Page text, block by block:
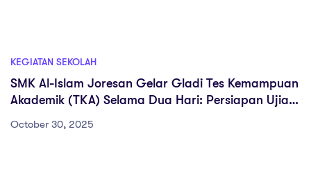
KEGIATAN SEKOLAH
SMK Al-Islam Joresan Gelar Gladi Tes Kemampuan
Akademik (TKA) Selama Dua Hari: Persiapan Ujian
October 30, 2025